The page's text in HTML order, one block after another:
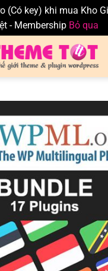
(Có key) khi mua Kho
- Membership Bỏ qua